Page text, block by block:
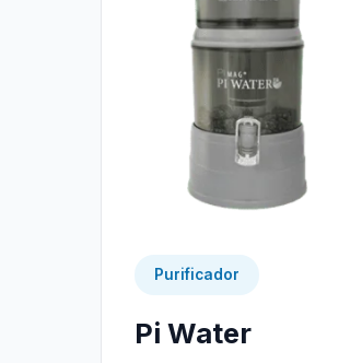
Purificador
Pi Water